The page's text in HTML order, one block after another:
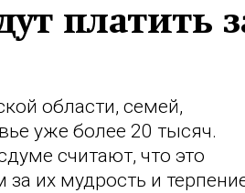
платить
области, семей,
уже более 20 тысяч.
считают, что это
их мудрость и